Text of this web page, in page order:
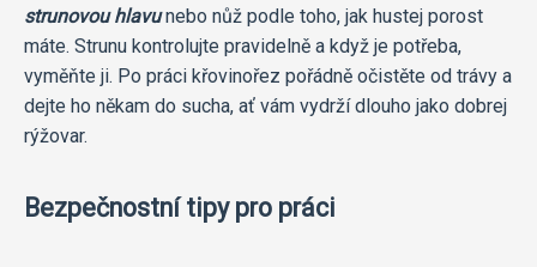
strunovou hlavunebo nůž podle toho, jak hustej porost
máte. Strunu kontrolujte pravidelně a když je potřeba,
vyměňte ji. Po práci křovinořez pořádně očistěte od trávy a
dejte ho někam do sucha, ať vám vydrží dlouho jako dobrej
rýžovar.
Bezpečnostní tipy pro práci